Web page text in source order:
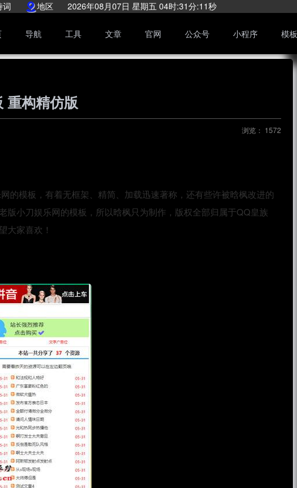
词 地区 2026年08月07日 星期五 04时:31分:12秒
导航 工具 文章 官网 公众号 小程序 模板
重构精仿版
浏览： 1572
的模板，有着无框架、精简、加载迅速著称，还有些许被晗枫改进的
小刀娱乐网的模板，所以晗枫只为制作，版权全部归属于QQ皇族
大家喜欢！